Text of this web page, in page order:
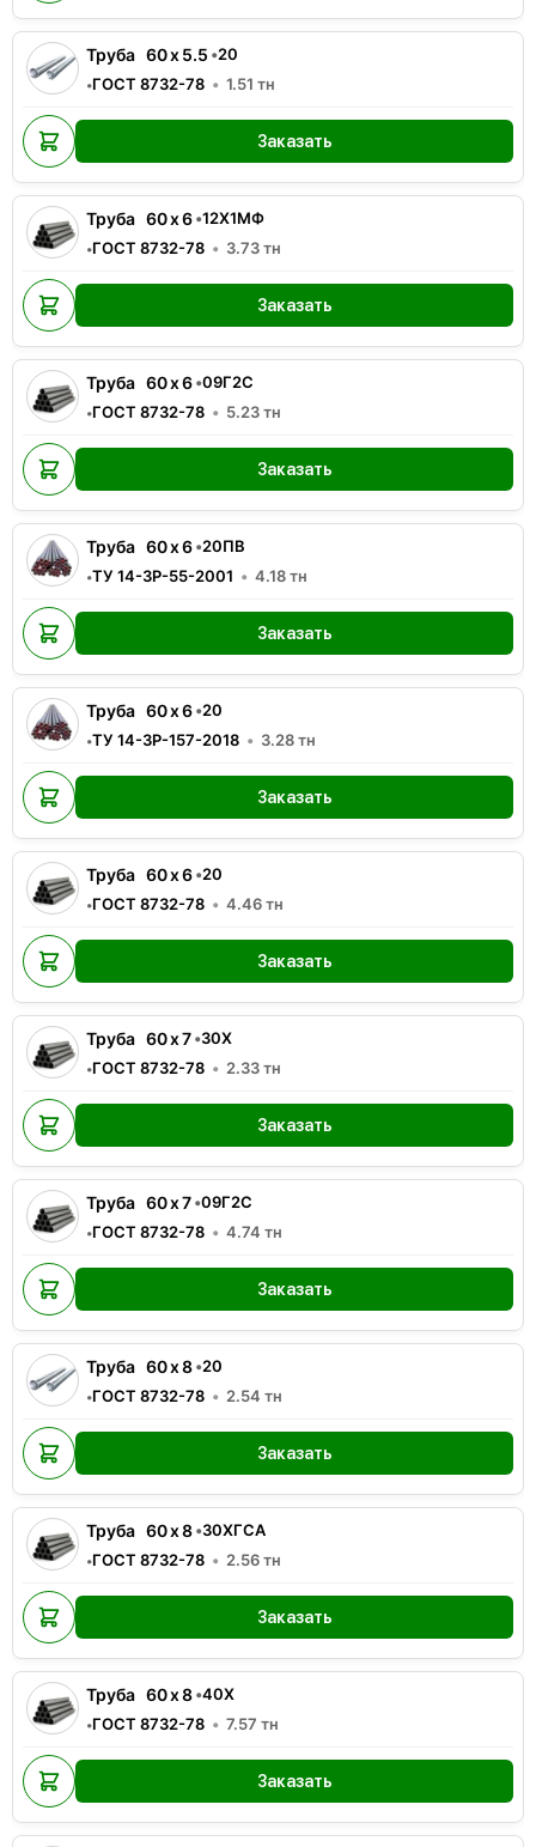
Труба 60x5.5 •20
•ГОСТ 8732-78 1.51 тн
Заказать
Труба 60x6•12Х1МФ
•ГОСТ 8732-78 3.73тн
Заказать
Труба 60x6•09Г2С
•ГОСТ 8732-78 5.23тн
Заказать
Труба 60x6•20ПВ
•ТУ 14-3Р-55-2001 4.18тн
Заказать
Труба 60x6•20
•ТУ 14-3Р-157-2018 3.28тн
Заказать
Труба 60x6•20
•ГОСТ 8732-78 4.46тн
Заказать
Труба 60x7•30Х
•ГОСТ 8732-78 2.33тн
Заказать
Труба 60x7•09Г2С
•ГОСТ 8732-78 4.74 тн
Заказать
Труба 60x8•20
•ГОСТ 8732-78 2.54 тн
Заказать
Труба 60x8•30ХГСА
•ГОСТ 8732-78 2.56тн
Заказать
Труба 60x8•40Х
•ГОСТ 8732-78 7.57 тн
Заказать